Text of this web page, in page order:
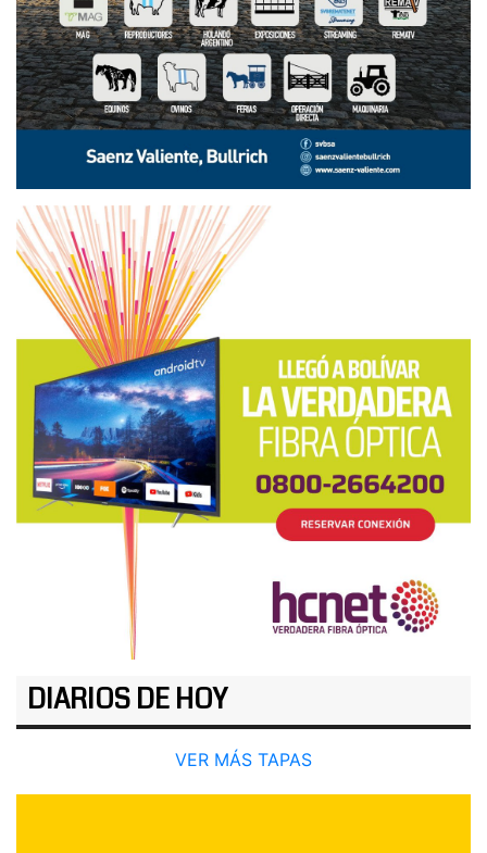
DIARIOS DE HOY
VER MÁS TAPAS